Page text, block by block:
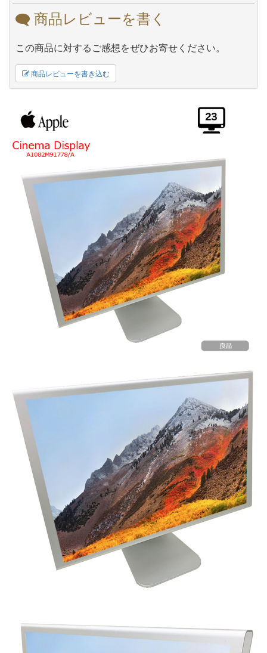
商品レビューを書く
この商品に対するご感想をぜひお寄せください。
商品レビューを書き込む